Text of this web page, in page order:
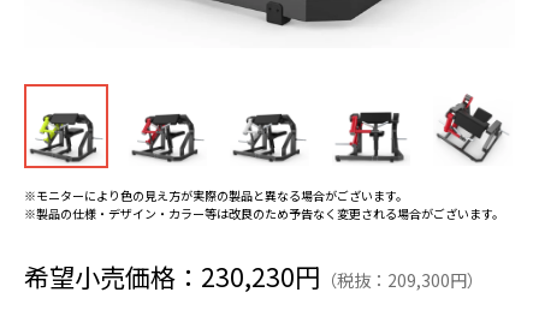
※モニターにより色の見え方が実際の製品と異なる場合がございます。
※製品の仕様・デザイン・カラー等は改良のため予告なく変更される場合がございます。
希望小売価格：230,230円 （税抜：209,300円）